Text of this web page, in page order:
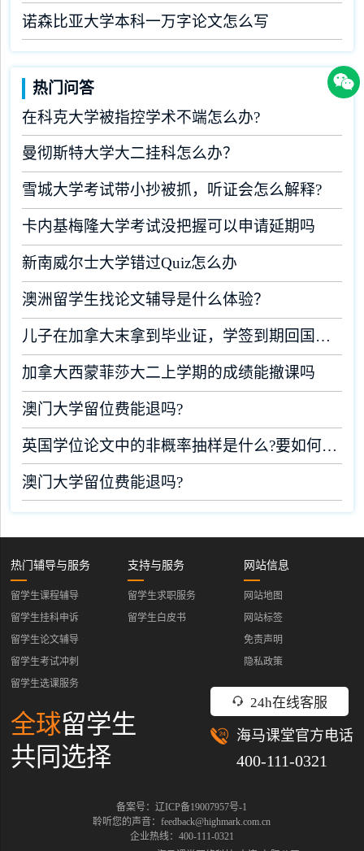
诺森比亚大学本科一万字论文怎么写
热门问答
在科克大学被指控学术不端怎么办?
曼彻斯特大学大二挂科怎么办？
雪城大学考试带小抄被抓，听证会怎么解释?
卡内基梅隆大学考试没把握可以申请延期吗
新南威尔士大学错过Quiz怎么办
澳洲留学生找论文辅导是什么体验？
儿子在加拿大末拿到毕业证，学签到期回国了有办法补救吗
加拿大西蒙菲莎大二上学期的成绩能撤课吗
澳门大学留位费能退吗?
英国学位论文中的非概率抽样是什么?要如何完成?
澳门大学留位费能退吗?
24h在线客服
海马课堂官方电话
400-111-0321
热门辅导与服务
留学生课程辅导
留学生挂科申诉
留学生论文辅导
留学生考试冲刺
留学生选课服务
支持与服务
留学生求职服务
留学生白皮书
网站信息
网站地图
网站标签
免责声明
隐私政策
全球留学生
共同选择
备案号：辽ICP备19007957号-1
聆听您的声音：feedback@highmark.com.cn
企业热线：400-111-0321